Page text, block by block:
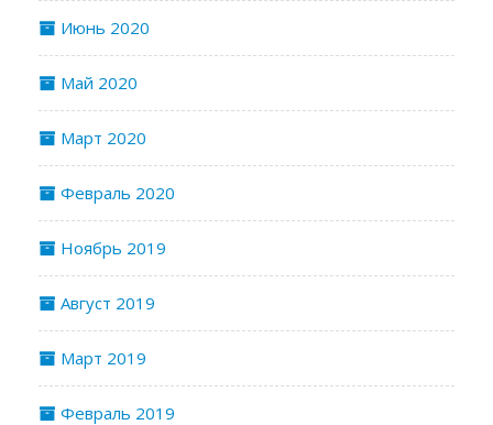
Июнь 2020
Май 2020
Март 2020
Февраль 2020
Ноябрь 2019
Август 2019
Март 2019
Февраль 2019